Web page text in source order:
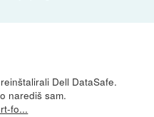
Dell DataSafe.
narediš sam.
fo...